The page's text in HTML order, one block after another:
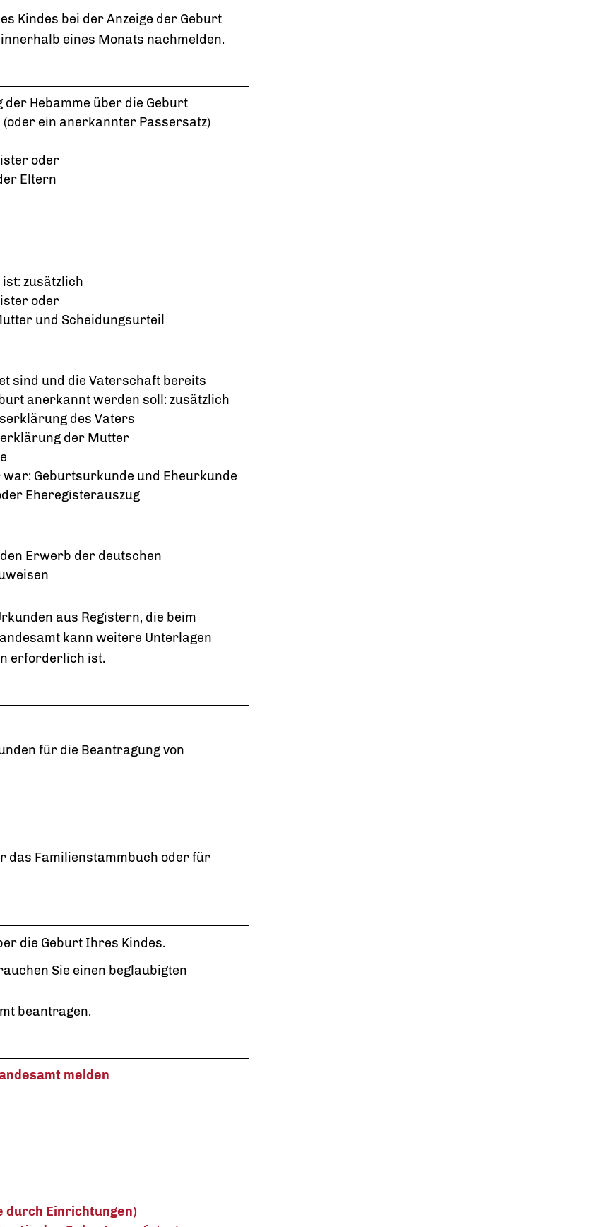
Kindes bei der Anzeige der Geburt
eines Monats nachmelden.
Hebamme über die Geburt
ein anerkannter Passersatz)
oder
Eltern
zusätzlich
oder
und Scheidungsurteil
sind und die Vaterschaft bereits
anerkannt werden soll: zusätzlich
des Vaters
der Mutter
Geburtsurkunde und Eheurkunde
Eheregisterauszug
Erwerb der deutschen
aus Registern, die beim
kann weitere Unterlagen
erforderlich ist.
für die Beantragung von
das Familienstammbuch oder für
die Geburt Ihres Kindes.
Sie einen beglaubigten
beantragen.
melden
durch Einrichtungen)